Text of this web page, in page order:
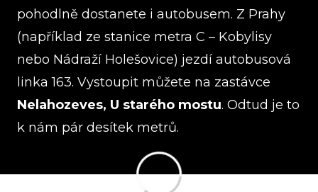
pohodlně dostanete i autobusem. Z Prahy
(například ze stanice metra C – Kobylisy
nebo Nádraží Holešovice) jezdí autobusová
linka 163. Vystoupit můžete na zastávce
Nelahozeves, U starého mostu. Odtud je to
k nám pár desítek metrů.